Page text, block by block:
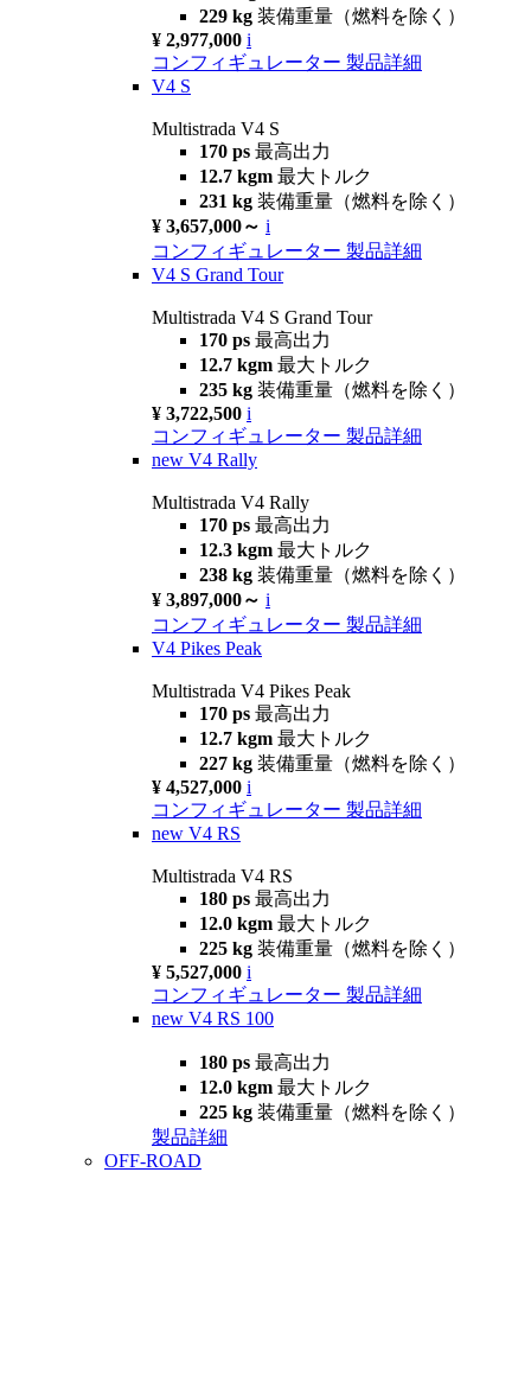
229 kg 装備重量（燃料を除く）
¥ 2,977,000 i
コンフィギュレーター 製品詳細
V4 S
Multistrada V4 S
170 ps 最高出力
12.7 kgm 最大トルク
231 kg 装備重量（燃料を除く）
¥ 3,657,000～ i
コンフィギュレーター 製品詳細
V4 S Grand Tour
Multistrada V4 S Grand Tour
170 ps 最高出力
12.7 kgm 最大トルク
235 kg 装備重量（燃料を除く）
¥ 3,722,500 i
コンフィギュレーター 製品詳細
new V4 Rally
Multistrada V4 Rally
170 ps 最高出力
12.3 kgm 最大トルク
238 kg 装備重量（燃料を除く）
¥ 3,897,000～ i
コンフィギュレーター 製品詳細
V4 Pikes Peak
Multistrada V4 Pikes Peak
170 ps 最高出力
12.7 kgm 最大トルク
227 kg 装備重量（燃料を除く）
¥ 4,527,000 i
コンフィギュレーター 製品詳細
new V4 RS
Multistrada V4 RS
180 ps 最高出力
12.0 kgm 最大トルク
225 kg 装備重量（燃料を除く）
¥ 5,527,000 i
コンフィギュレーター 製品詳細
new V4 RS 100
180 ps 最高出力
12.0 kgm 最大トルク
225 kg 装備重量（燃料を除く）
製品詳細
OFF-ROAD